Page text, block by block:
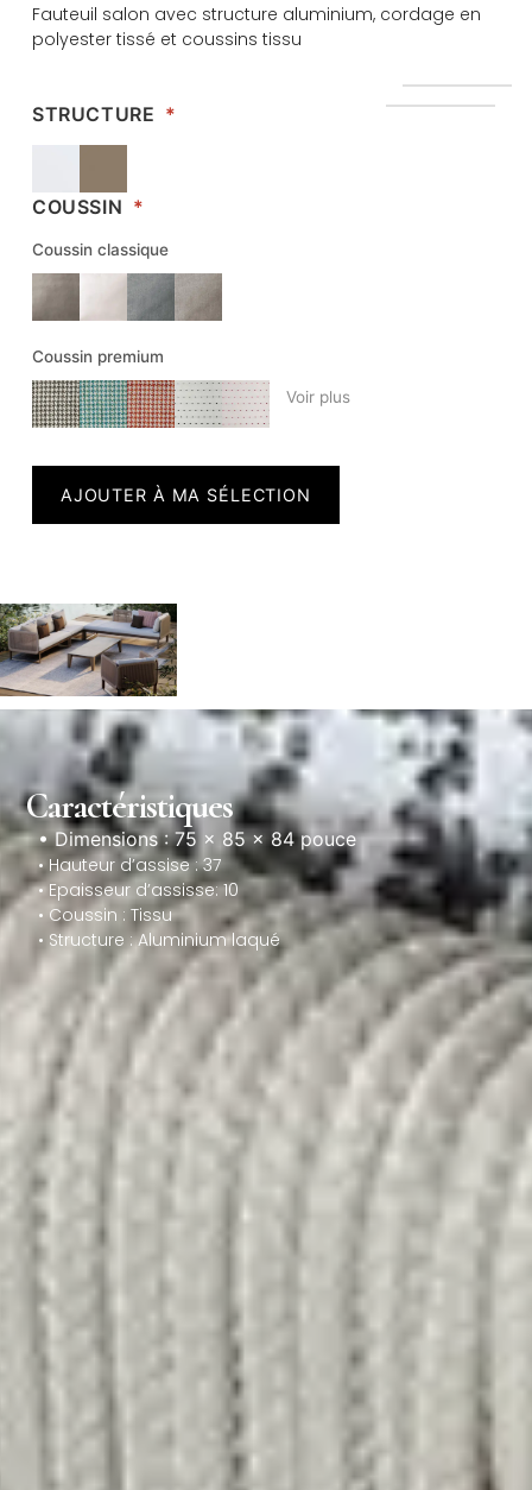
Fauteuil salon avec structure aluminium, cordage en
polyester tissé et coussins tissu
STRUCTURE *
COUSSIN *
Coussin classique
Coussin premium
Voir plus
AJOUTER À MA SÉLECTION
Caractéristiques
• Dimensions : 75 × 85 × 84 pouce
• Hauteur d’assise : 37
• Epaisseur d’assisse: 10
• Coussin : Tissu
• Structure : Aluminium laqué